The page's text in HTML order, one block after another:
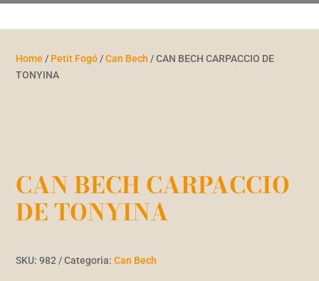
Home / Petit Fogó /Can Bech / CAN BECH CARPACCIO DE
TONYINA
CAN BECH CARPACCIO
DE TONYINA
SKU:982 Categoria:Can Bech